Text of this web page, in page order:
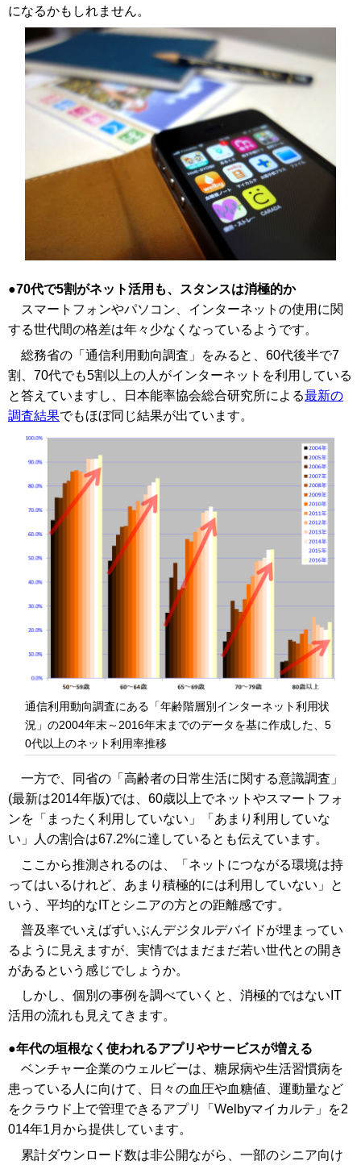
になるかもしれません。
70代で5割がネット活用も、スタンスは消極的か
スマートフォンやパソコン、インターネットの使用に関
する世代間の格差は年々少なくなっているようです。
総務省の「通信利用動向調査」をみると、60代後半で7
割、70代でも5割以上の人がインターネットを利用している
と答えていますし、日本能率協会総合研究所による最新の
調査結果でもほぼ同じ結果が出ています。
通信利用動向調査にある「年齢階層別インターネット利用状
況」の2004年末～2016年末までのデータを基に作成した、5
0代以上のネット利用率推移
一方で、同省の「高齢者の日常生活に関する意識調査」
(最新は2014年版)では、60歳以上でネットやスマートフォ
ンを「まったく利用していない」「あまり利用していな
い」人の割合は67.2%に達しているとも伝えています。
ここから推測されるのは、「ネットにつながる環境は持
ってはいるけれど、あまり積極的には利用していない」と
いう、平均的なITとシニアの方との距離感です。
普及率でいえばずいぶんデジタルデバイドが埋まってい
るように見えますが、実情ではまだまだ若い世代との開き
があるという感じでしょうか。
しかし、個別の事例を調べていくと、消極的ではないIT
活用の流れも見えてきます。
年代の垣根なく使われるアプリやサービスが増える
ベンチャー企業のウェルビーは、糖尿病や生活習慣病を
患っている人に向けて、日々の血圧や血糖値、運動量など
をクラウド上で管理できるアプリ「Welbyマイカルテ」を2
014年1月から提供しています。
累計ダウンロード数は非公開ながら、一部のシニア向け